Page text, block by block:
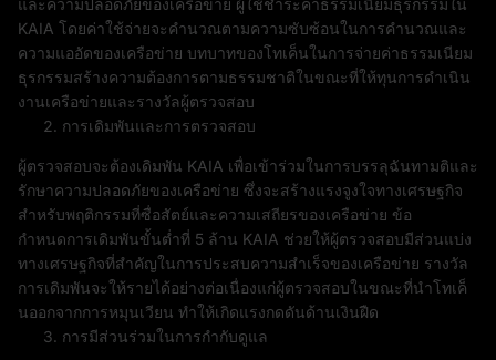
KAIA โดยค่าใช้จ่ายจะคำนวณตามความซับซ้อนในการคำนวณและ
ความแออัดของเครือข่าย บทบาทของโทเค็นในการจ่ายค่าธรรมเนียม
ธุรกรรมสร้างความต้องการตามธรรมชาติในขณะที่ให้ทุนการดำเนิน
งานเครือข่ายและรางวัลผู้ตรวจสอบ
การเดิมพันและการตรวจสอบ
ผู้ตรวจสอบจะต้องเดิมพัน KAIA เพื่อเข้าร่วมในการบรรลุฉันทามติและ
รักษาความปลอดภัยของเครือข่าย ซึ่งจะสร้างแรงจูงใจทางเศรษฐกิจ
สำหรับพฤติกรรมที่ซื่อสัตย์และความเสถียรของเครือข่าย ข้อ
กำหนดการเดิมพันขั้นต่ำที่ 5 ล้าน KAIA ช่วยให้ผู้ตรวจสอบมีส่วนแบ่ง
ทางเศรษฐกิจที่สำคัญในการประสบความสำเร็จของเครือข่าย รางวัล
การเดิมพันจะให้รายได้อย่างต่อเนื่องแก่ผู้ตรวจสอบในขณะที่นำโทเค็
นออกจากการหมุนเวียน ทำให้เกิดแรงกดดันด้านเงินฝืด
การมีส่วนร่วมในการกำกับดูแล